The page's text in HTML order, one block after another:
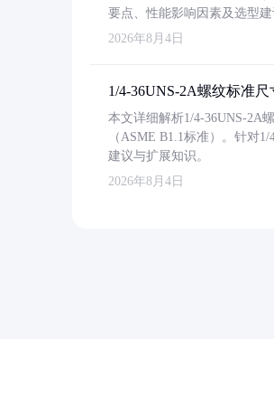
要点、性能影响因素及选型
2026年8月4日
1/4-36UNS-2A螺纹标准尺
本文详细解析1/4-36UNS-2A
（ASME B1.1标准）。针对
建议与扩展知识。
2026年8月4日